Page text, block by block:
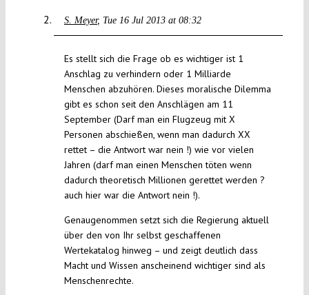
S. Meyer Tue 16 Jul 2013 at 08:32
Es stellt sich die Frage ob es wichtiger ist 1
Anschlag zu verhindern oder 1 Milliarde
Menschen abzuhören. Dieses moralische Dilemma
gibt es schon seit den Anschlägen am 11
September (Darf man ein Flugzeug mit X
Personen abschießen, wenn man dadurch XX
rettet – die Antwort war nein !) wie vor vielen
Jahren (darf man einen Menschen töten wenn
dadurch theoretisch Millionen gerettet werden ?
auch hier war die Antwort nein !).
Genaugenommen setzt sich die Regierung aktuell
über den von Ihr selbst geschaffenen
Wertekatalog hinweg – und zeigt deutlich dass
Macht und Wissen anscheinend wichtiger sind als
Menschenrechte.